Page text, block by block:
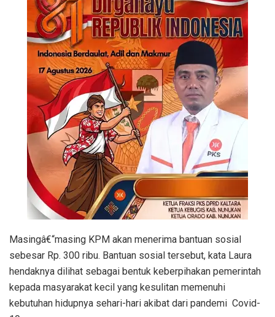
Masingâ€“masing KPM akan menerima bantuan sosial
sebesar Rp. 300 ribu. Bantuan sosial tersebut, kata Laura
hendaknya dilihat sebagai bentuk keberpihakan pemerintah
kepada masyarakat kecil yang kesulitan memenuhi
kebutuhan hidupnya sehari-hari akibat dari pandemi Covid-